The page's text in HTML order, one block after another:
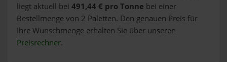
liegt aktuell bei 491,44 € pro Tonne bei einer
Bestellmenge von 2 Paletten. Den genauen Preis für
Ihre Wunschmenge erhalten Sie über unseren
Preisrechner.